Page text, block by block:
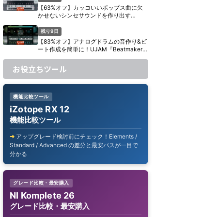
【63%オフ】カッコいいポップス曲に欠
かせないシンセサウンドを作り出す
間限定】
残り9日
【83%オフ】アナログドラムの音作り&ビ
ート作成を簡単に！UJAM『Beatmaker
お役立ちツール
機能比較ツール
iZotope RX 12
機能比較ツール
アップグレード検討前にチェック！Elements /
Standard / Advanced の差分と最安パスが一目で
分かる
グレード比較・最安購入
NI Komplete 26
グレード比較・最安購入